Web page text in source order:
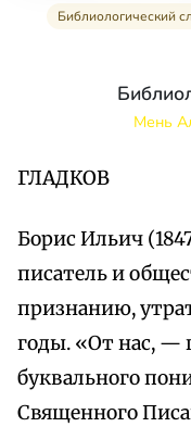
Библиологический
Мень
ГЛАДКОВ
Борис Ильич
писатель и
признанию,
годы. «От нас, —
буквального
Священного